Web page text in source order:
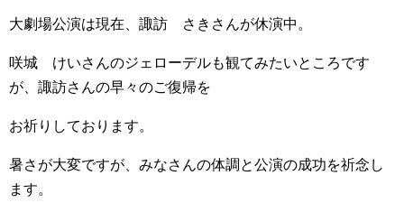
大劇場公演は現在、諏訪 さきさんが休演中。
咲城 けいさんのジェローデルも観てみたいところです
が、諏訪さんの早々のご復帰を
お祈りしております。
暑さが大変ですが、みなさんの体調と公演の成功を祈念し
ます。